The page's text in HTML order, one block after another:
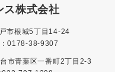
ス株式会社
市根城5丁目14-24
0178-38-9307
市青葉区一番町2丁目2-3